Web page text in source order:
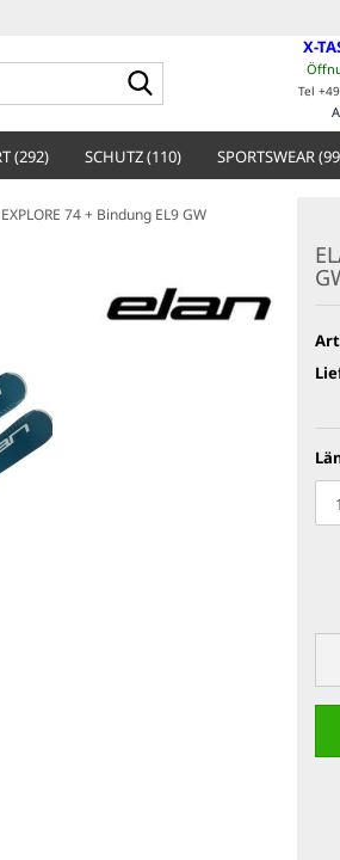
X-
Tel
(292) SCHUTZ (110) SPORTSWEAR
74 + Bindung EL9 GW